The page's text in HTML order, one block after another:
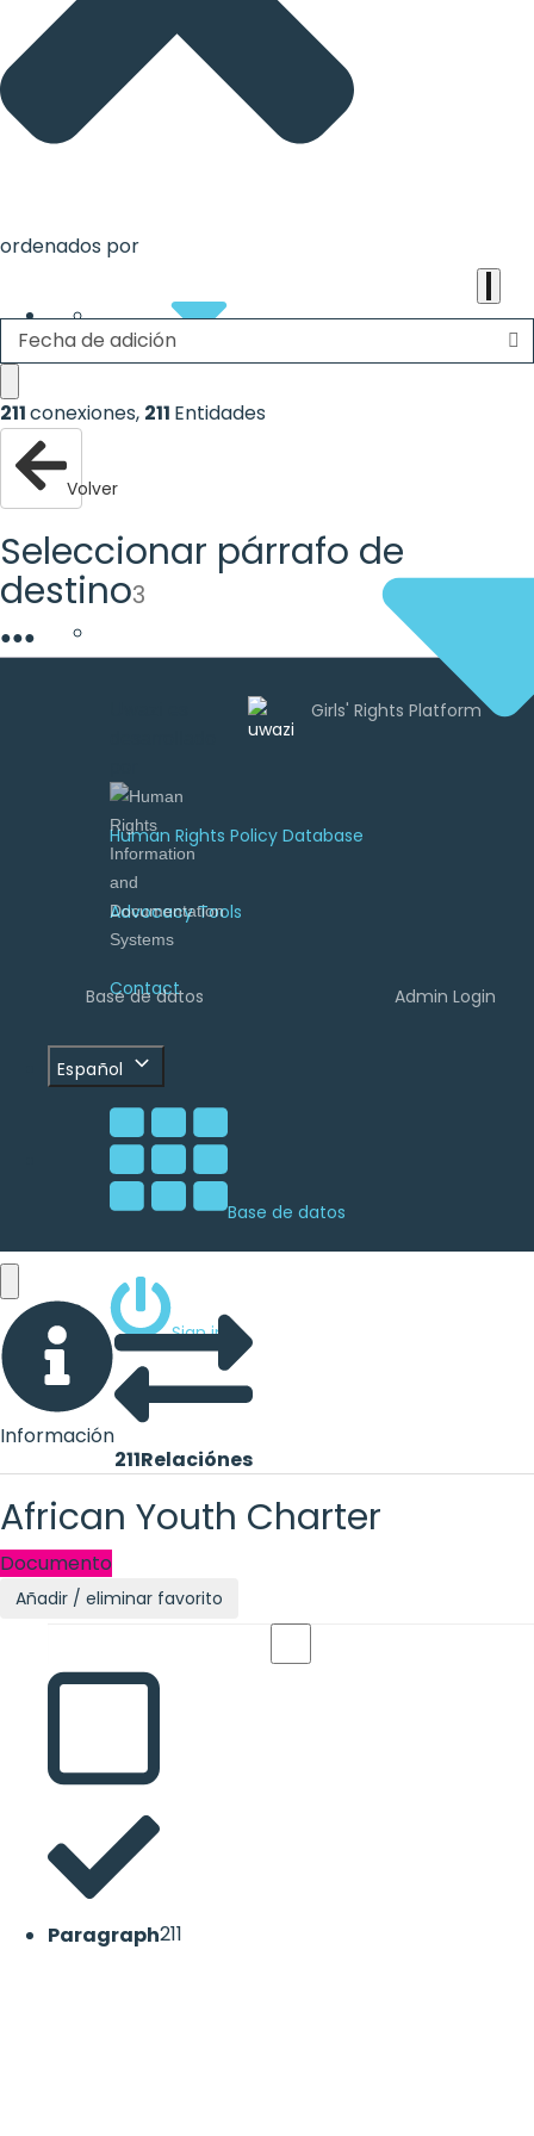
heart
the
agenda
Human Rights Policy Database
Advocacy Tools
Contact
Español
Base de datos
Sign ins
ordenados por
Fecha de adición
211conexiones, 211 Entidades
Volver
Seleccionar párrafo de
destino3
●●●
Base de datos Admin Login
Información
211Relaciónes
African Youth Charter
Documento
Añadir / eliminar favorito
Paragraph211